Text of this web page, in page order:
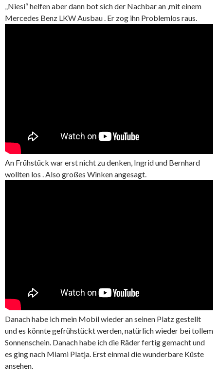
„Niesi“ helfen aber dann bot sich der Nachbar an ,mit einem
Mercedes Benz LKW Ausbau . Er zog ihn Problemlos raus.
An Frühstück war erst nicht zu denken, Ingrid und Bernhard
wollten los . Also großes Winken angesagt.
Danach habe ich mein Mobil wieder an seinen Platz gestellt
und es könnte gefrühstückt werden, natürlich wieder bei tollem
Sonnenschein. Danach habe ich die Räder fertig gemacht und
es ging nach Miami Platja. Erst einmal die wunderbare Küste
ansehen.